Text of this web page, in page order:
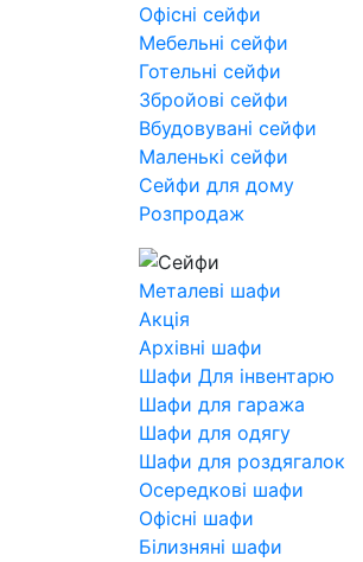
Офісні сейфи
Мебельні сейфи
Готельні сейфи
Збройові сейфи
Вбудовувані сейфи
Маленькі сейфи
Сейфи для дому
Розпродаж
Металеві шафи
Акція
Архівні шафи
Шафи Для інвентарю
Шафи для гаража
Шафи для одягу
Шафи для роздягалок
Осередкові шафи
Офісні шафи
Білизняні шафи